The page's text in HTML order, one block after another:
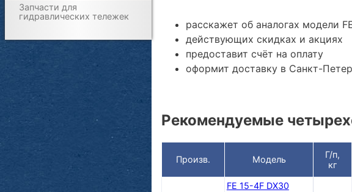
расскажет об аналогах модели
действующих скидках и акциях
предоставит счёт на оплату
оформит доставку в Санкт-
Рекомендуемые
Произв. Модель
Г/п,
кг
FE 15-4F DX30
Запчасти для
гидравлических тележек